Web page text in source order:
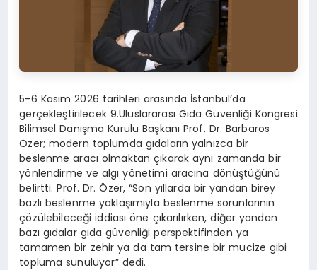
5-6 Kasım 2026 tarihleri arasında İstanbul’da
gerçekleştirilecek 9.Uluslararası Gıda Güvenliği Kongresi
Bilimsel Danışma Kurulu Başkanı Prof. Dr.Barbaros
Özer; modern toplumda gıdaların yalnızca bir
beslenme aracı olmaktan çıkarak aynı zamanda bir
yönlendirme ve algı yönetimi aracına dönüştüğünü
belirtti. Prof. Dr. Özer, “Son yıllarda bir yandan birey
bazlı beslenme yaklaşımıyla beslenme sorunlarının
çözülebileceği iddiası öne çıkarılırken, diğer yandan
bazı gıdalar gıda güvenliği perspektifinden ya
tamamen bir zehir ya da tam tersine bir mucize gibi
topluma sunuluyor” dedi.